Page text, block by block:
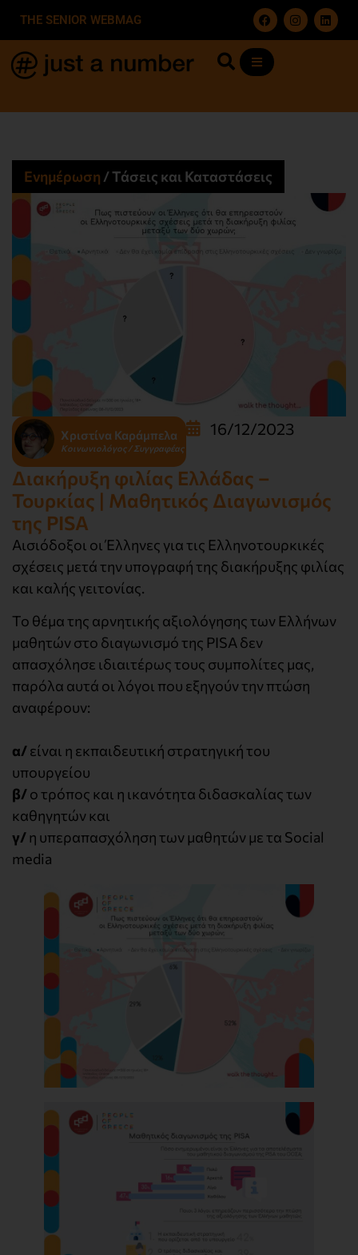
THE SENIOR WEBMAG
Ενημέρωση /Τάσεις και Καταστάσεις
Χριστίνα Καράμπελα
Κοινωνιολόγος / Συγγραφέας
16/12/2023
Διακήρυξη φιλίας Ελλάδας –
Τουρκίας | Μαθητικός Διαγωνισμός
της PISA
Αισιόδοξοι οι Έλληνες για τις Ελληνοτουρκικές
σχέσεις μετά την υπογραφή της διακήρυξης φιλίας
και καλής γειτονίας.
Το θέμα της αρνητικής αξιολόγησης των Ελλήνων
μαθητών στο διαγωνισμό της PISA δεν
απασχόλησε ιδιαιτέρως τους συμπολίτες μας,
παρόλα αυτά οι λόγοι που εξηγούν την πτώση
αναφέρουν:
α/είναι η εκπαιδευτική στρατηγική του
υπουργείου
β/ο τρόπος και η ικανότητα διδασκαλίας των
καθηγητών και
γ/ η υπεραπασχόληση των μαθητών με τα Social
media